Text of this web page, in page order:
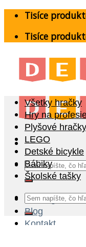
Skip
content
Tisíce
Tisíce
Hľadať:
Katalóg
Blog
Kontakt
Všetky hračky
Hry na
Plyšové hračky
LEGO
Detské bicykle
Bábiky
Školské tašky
Hľadať: